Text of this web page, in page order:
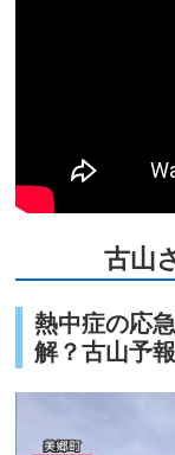
古山
熱中症の応
解？古山予